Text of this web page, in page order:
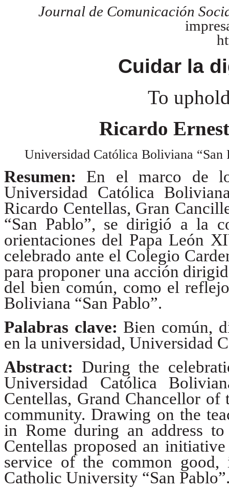
Journal de Comunicación
Cuidar la
To
Ricardo
Universidad Católica Boliviana
Resumen: En el marco de
Universidad Católica
Ricardo Centellas, Gran
“San Pablo”, se dirigió a la
orientaciones del Papa León
celebrado ante el Colegio
para proponer una acción
del bien común, como el
Boliviana “San Pablo”.
Palabras clave: Bien común,
en la universidad, Universidad
Abstract: During the
Universidad Católica
Centellas, Grand Chancellor of
community. Drawing on the
in Rome during an address
Centellas proposed an
service of the common
Catholic University “San